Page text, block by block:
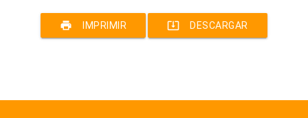
print IMPRIMIR system_update_alt DESCARGAR